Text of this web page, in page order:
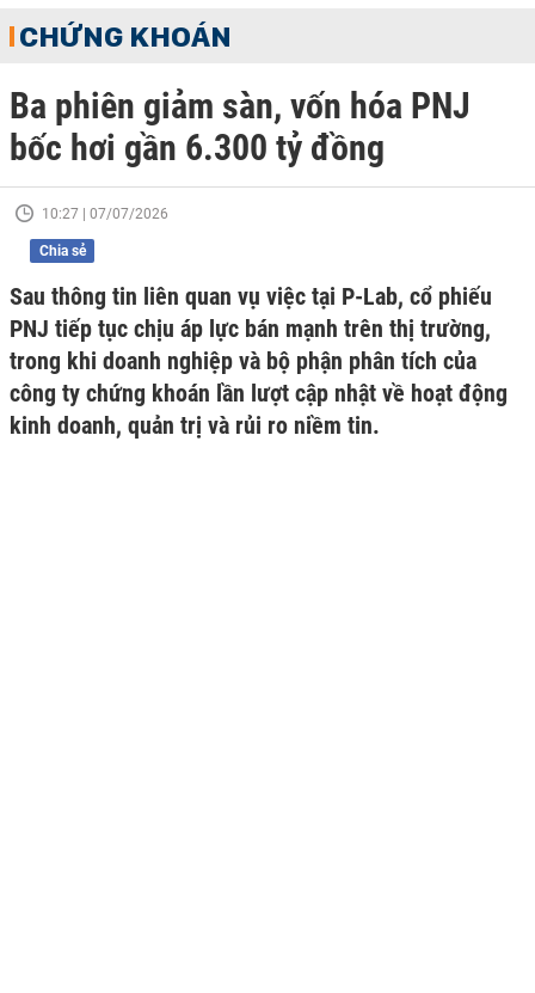
CHỨNG KHOÁN
Ba phiên giảm sàn, vốn hóa PNJ
bốc hơi gần 6.300 tỷ đồng
10:27 | 07/07/2026
Chia sẻ
Sau thông tin liên quan vụ việc tại P-Lab, cổ phiếu
PNJ tiếp tục chịu áp lực bán mạnh trên thị trường,
trong khi doanh nghiệp và bộ phận phân tích của
công ty chứng khoán lần lượt cập nhật về hoạt động
kinh doanh, quản trị và rủi ro niềm tin.